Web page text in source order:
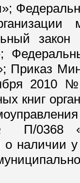
Приказ
2010
книг
П/0368
о наличии